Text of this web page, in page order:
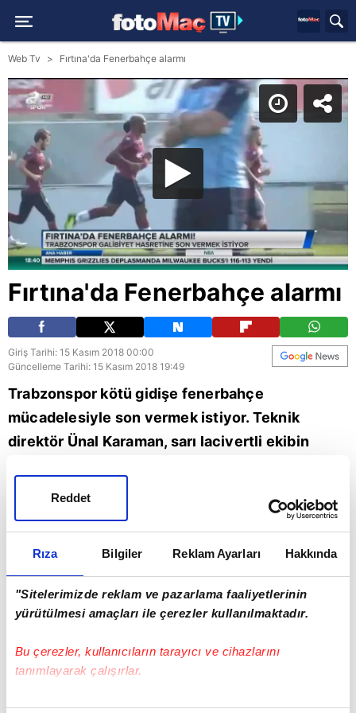
Rıza Bilgiler Reklam Ayarları Hakkında
"Sitelerimizde reklam ve pazarlama faaliyetlerinin
yürütülmesi amaçları ile çerezler kullanılmaktadır.
Bu çerezler, kullanıcıların tarayıcı ve cihazlarını
tanımlayarak çalışırlar.
Bu çerezlere izin vermeniz halinde sizlere özel
Reddet
Web Tv Fırtına'da Fenerbahçe alarmı
Fırtına'da Fenerbahçe alarmı
Giriş Tarihi: 15 Kasım 2018 00:00
Güncelleme Tarihi: 15 Kasım 2018 19:49
Trabzonspor kötü gidişe fenerbahçe
mücadelesiyle son vermek istiyor. Teknik
direktör Ünal Karaman, sarı lacivertli ekibin
Trabzonspor Fenerbahçe